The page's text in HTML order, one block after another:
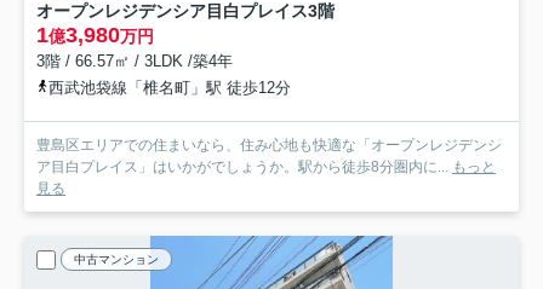
オープンレジデンシア目白プレイス3階
1億3,980万円
3階 / 66.57㎡ / 3LDK /築4年
西武池袋線「椎名町」駅 徒歩12分
豊島区エリアでの住まいなら、住み心地も快適な「オープンレジデンシ
ア目白プレイス」はいかがでしょうか。駅から徒歩8分圏内に... もっと
見る
中古マンション